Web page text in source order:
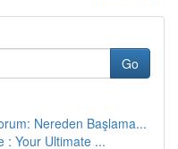
Go
Nereden Başlama...
: Your Ultimate ...